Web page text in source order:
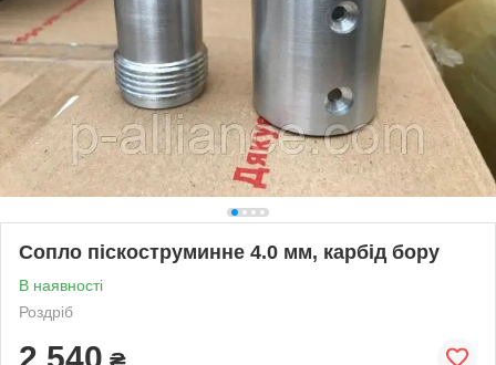
Сопло піскоструминне 4.0 мм, карбід бору
В наявності
Роздріб
2 540